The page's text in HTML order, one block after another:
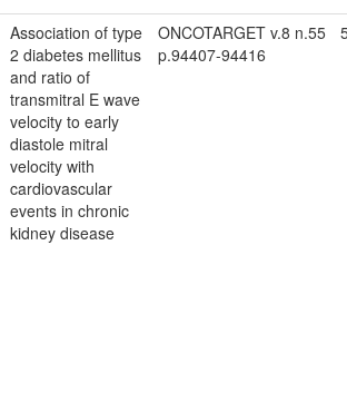
Association of type
2 diabetes mellitus
and ratio of
transmitral E wave
velocity to early
diastole mitral
velocity with
cardiovascular
events in chronic
kidney disease
ONCOTARGET v.8 n.55
p.94407-94416